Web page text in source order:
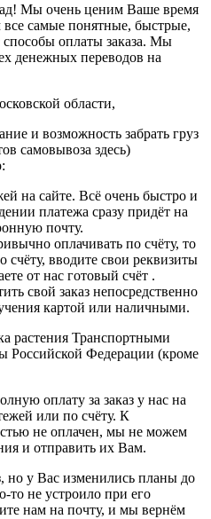
Мы очень ценим Ваше время
самые понятные, быстрые,
оплаты заказа. Мы
денежных переводов на
области,
и возможность забрать груз
самовывоза здесь)
на сайте. Всё очень быстро и
платежа сразу придёт на
почту.
оплачивать по счёту, то
вводите свои реквизиты
от нас готовый счёт .
свой заказ непосредственно
картой или наличными.
растения Транспортными
Российской Федерации (кроме
оплату за заказ у нас на
или по счёту. К
не оплачен, мы не можем
и отправить их Вам.
но у Вас изменились планы до
то не устроило при его
нам на почту, и мы вернём